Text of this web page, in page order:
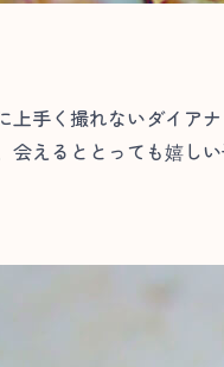
上手く撮れないダイアナ
会えるととっても嬉し